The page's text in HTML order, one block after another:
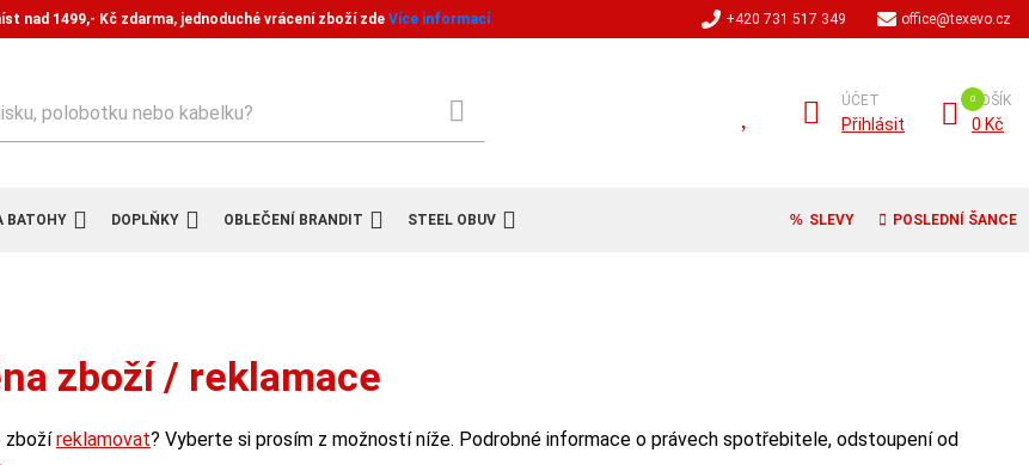
nad 1499,- Kč zdarma, jednoduché vrácení zboží zde Více informací +420 731 517 349 office@texevo.cz
ÚČET
Přihlásit
KOŠÍK
0 Kč
BATOHY DOPLŇKY OBLEČENÍ BRANDIT STEEL OBUV SLEVY POSLEDNÍ ŠANCE
zboží / reklamace
zbožíreklamovat? Vyberte si prosím z možností níže. Podrobné informace o právech spotřebitele, odstoupení od